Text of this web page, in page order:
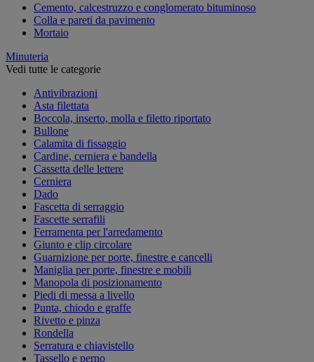
Cemento, calcestruzzo e conglomerato bituminoso
Colla e pareti da pavimento
Mortaio
Minuteria
Vedi tutte le categorie
Antivibrazioni
Asta filettata
Boccola, inserto, molla e filetto riportato
Bullone
Calamita di fissaggio
Cardine, cerniera e bandella
Cassetta delle lettere
Cerniera
Dado
Fascetta di serraggio
Fascette serrafili
Ferramenta per l'arredamento
Giunto e clip circolare
Guarnizione per porte, finestre e cancelli
Maniglia per porte, finestre e mobili
Manopola di posizionamento
Piedi di messa a livello
Punta, chiodo e graffe
Rivetto e pinza
Rondella
Serratura e chiavistello
Tassello e perno